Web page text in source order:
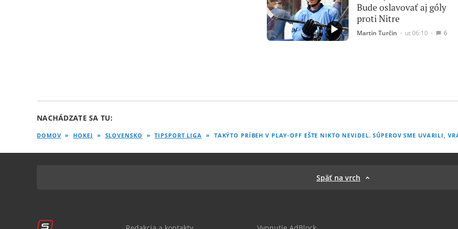
Bude oslavovať aj góly
proti Nitre
Martin Turčin ∙ ut 06:10 ∙ 6
NACHÁDZATE SA TU:
DOMOV » HOKEJ » SLOVENSKO » TIPSPORT LIGA » TAKÝTO PRÍBEH V PLAY-OFF EŠTE NIKTO NEVIDEL. SÚPEROV SME UVARILI,
Späť na vrch